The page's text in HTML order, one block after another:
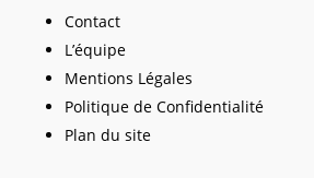
Contact
L’équipe
Mentions Légales
Politique de Confidentialité
Plan du site